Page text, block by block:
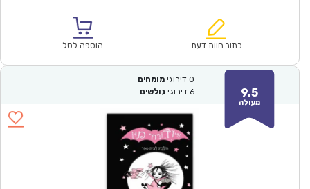
₪61.00.
הוא:
כתוב חוות דעת הוספה לסל
9.5
מעולה
0 דירוגי מומחים
6 דירוגי גולשים